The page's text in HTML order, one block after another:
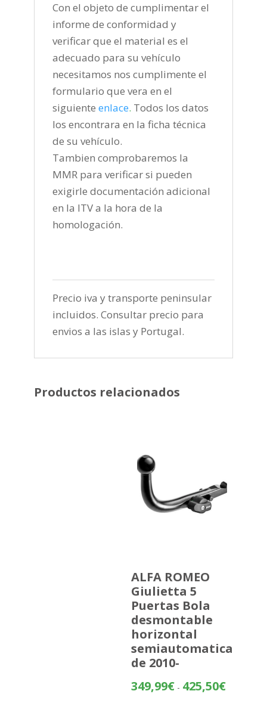
Con el objeto de cumplimentar el
informe de conformidad y
verificar que el material es el
adecuado para su vehículo
necesitamos nos cumplimente el
formulario que vera en el
siguiente enlace. Todos los datos
los encontrara en la ficha técnica
de su vehículo.
Tambien comprobaremos la
MMR para verificar si pueden
exigirle documentación adicional
en la ITV a la hora de la
homologación.
Precio iva y transporte peninsular
incluidos. Consultar precio para
envios a las islas y Portugal.
Productos relacionados
ALFA ROMEO
Giulietta 5
Puertas Bola
desmontable
horizontal
semiautomatica
de 2010-
349,99€ - 425,50€Rango